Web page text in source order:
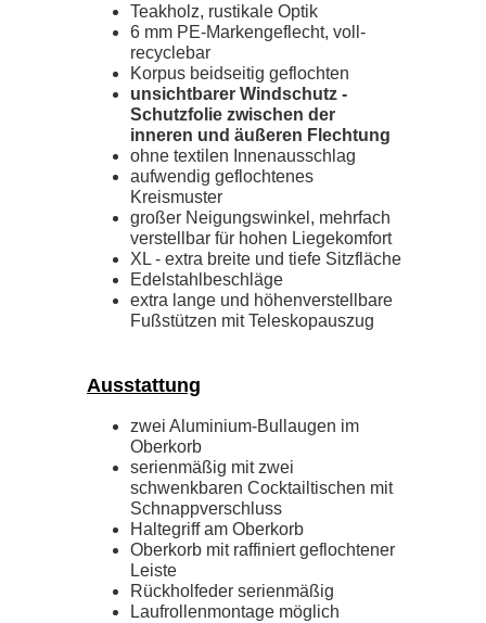
Teakholz, rustikale Optik
6 mm PE-Markengeflecht, voll-
recyclebar
Korpus beidseitig geflochten
unsichtbarer Windschutz -
Schutzfolie zwischen der
inneren und äußeren Flechtung
ohne textilen Innenausschlag
aufwendig geflochtenes
Kreismuster
großer Neigungswinkel, mehrfach
verstellbar für hohen Liegekomfort
XL - extra breite und tiefe Sitzfläche
Edelstahlbeschläge
extra lange und höhenverstellbare
Fußstützen mit Teleskopauszug
Ausstattung
zwei Aluminium-Bullaugen im
Oberkorb
serienmäßig mit zwei
schwenkbaren Cocktailtischen mit
Schnappverschluss
Haltegriff am Oberkorb
Oberkorb mit raffiniert geflochtener
Leiste
Rückholfeder serienmäßig
Laufrollenmontage möglich